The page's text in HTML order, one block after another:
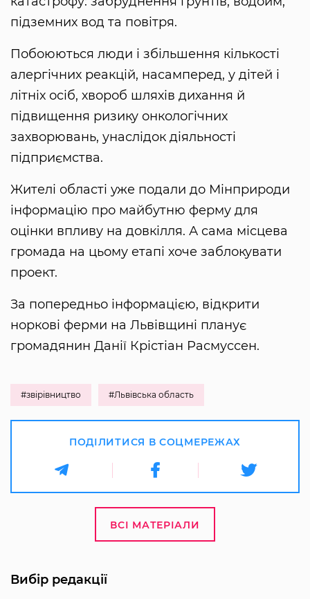
підземних вод та повітря.
Побоюються люди і збільшення кількості
алергічних реакцій, насамперед, у дітей і
літніх осіб, хвороб шляхів дихання й
підвищення ризику онкологічних
захворювань, унаслідок діяльності
підприємства.
Жителі області уже подали до Мінприроди
інформацію про майбутню ферму для
оцінки впливу на довкілля. А сама місцева
громада на цьому етапі хоче заблокувати
проект.
За попередньо інформацією, відкрити
норкові ферми на Львівщині планує
громадянин Данії Крістіан Расмуссен.
#звірівництво #Львівська область
ПОДІЛИТИСЯ В СОЦМЕРЕЖАХ
ВСІ МАТЕРІАЛИ
Вибір редакції